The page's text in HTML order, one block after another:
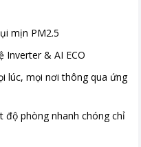
mịn PM2.5
Inverter & AI ECO
lúc, mọi nơi thông qua ứng
độ phòng nhanh chóng chỉ